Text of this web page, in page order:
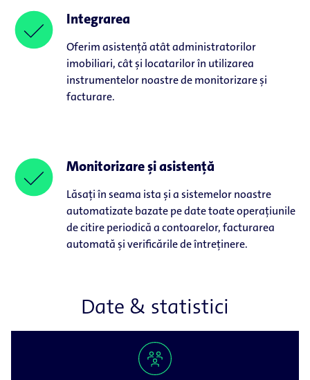
Integrarea
Oferim asistență atât administratorilor
imobiliari, cât și locatarilor în utilizarea
instrumentelor noastre de monitorizare și
facturare.
Monitorizare și asistență
Lăsați în seama ista și a sistemelor noastre
automatizate bazate pe date toate operațiunile
de citire periodică a contoarelor, facturarea
automată și verificările de întreținere.
Date & statistici